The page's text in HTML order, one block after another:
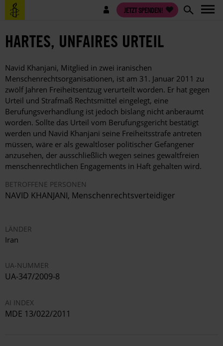
Direkt
zum
Benutzermenü JETZT SPENDEN!
HARTES, UNFAIRES URTEIL
Navid Khanjani, Mitglied in zwei iranischen
Menschenrechtsorganisationen, ist am 31. Januar 2011 zu
zwölf Jahren Freiheitsentzug verurteilt worden. Er hat gegen
Urteil und Strafmaß Rechtsmittel eingelegt, eine
Berufungsverhandlung ist jedoch bislang nicht anberaumt
worden. Sollte das Urteil vom Berufungsgericht bestätigt
werden und Navid Khanjani seine Freiheitsstrafe antreten
müssen, wäre er als gewaltloser politischer Gefangener
anzusehen, der ausschließlich wegen seines gewaltfreien
menschenrechtlichen Engagements in Haft gehalten wird.
BETROFFENE PERSONEN
NAVID KHANJANI, Menschenrechtsverteidiger
LÄNDER
Iran
UA-NUMMER
UA-347/2009-8
AI INDEX
MDE 13/022/2011